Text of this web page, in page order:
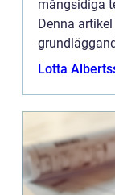
mångsidiga
Denna
typer av
Lotta